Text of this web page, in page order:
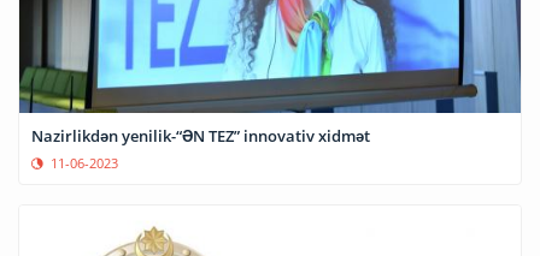
Nazirlikdən yenilik-“ƏN TEZ” innovativ xidmət
11-06-2023